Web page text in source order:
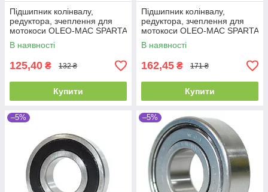
Підшипник колінвалу,
редуктора, зчеплення для
мотокоси OLEO-MAC SPARTA
25 SPARTA 37, SPARTA 38,
SPARTA 40,
В наявності
125,40 ₴ 132 ₴
Купити
Підшипник колінвалу,
редуктора, зчеплення для
мотокоси OLEO-MAC SPARTA
25 SPARTA 37, SPARTA 38,
SPARTA 40,
В наявності
162,45 ₴ 171 ₴
Купити
–5% –5%